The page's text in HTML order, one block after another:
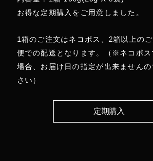
お得な定期購入をご用意しました。
1箱のご注文はネコポス、2箱以上の
便での配送となります。（※ネコポス
場合、お届け日の指定が出来ません
さい）
定期購入